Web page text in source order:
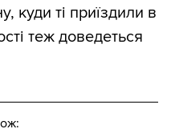
куди ті приїздили в
теж доведеться